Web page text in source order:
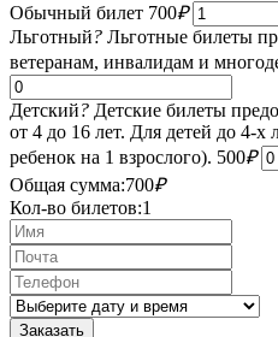
Обычный билет 700₽
Льготный? Льготные билеты
ветеранам, инвалидам и
Детский? Детские билеты
от 4 до 16 лет. Для детей до 4-х
ребенок на 1 взрослого). 500₽
Общая сумма:700₽
Кол-во билетов:1